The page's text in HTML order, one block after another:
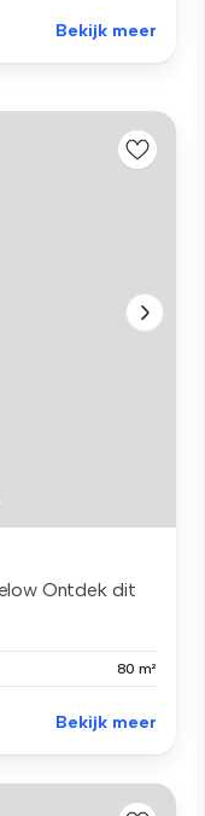
Bekijk meer
Ontdek dit
80 m²
Bekijk meer